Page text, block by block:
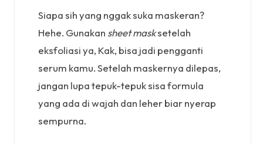
Siapa sih yang nggak suka maskeran?
Hehe. Gunakan sheet masksetelah
eksfoliasi ya, Kak, bisa jadi pengganti
serum kamu. Setelah maskernya dilepas,
jangan lupa tepuk-tepuk sisa formula
yang ada di wajah dan leher biar nyerap
sempurna.